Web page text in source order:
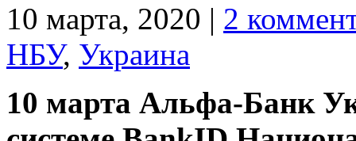
10 марта, 2020 | 2
НБУ, Украина
10 марта Альфа-Банк